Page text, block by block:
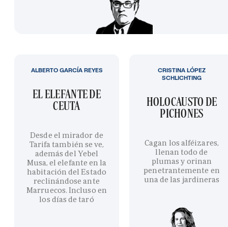
EL ELEFANTE DE
CEUTA
Desde el mirador de
Tarifa también se ve,
además del Yebel
Musa, el elefante en la
habitación del Estado
reclinándose ante
Marruecos. Incluso en
los días de taró
ALBERTO GARCÍA REYES
HOLOCAUSTO DE
PICHONES
Cagan los alféizares,
llenan todo de
plumas y orinan
penetrantemente en
una de las jardineras
CRISTINA LÓPEZ
SCHLICHTING